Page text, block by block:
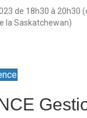
de 18h30 à 20h30
la Saskatchewan)